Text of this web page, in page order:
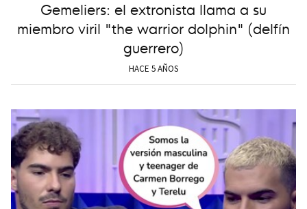
Gemeliers: el extronista llama a su
miembro viril "the warrior dolphin" (delfín
guerrero)
HACE 5 AÑOS